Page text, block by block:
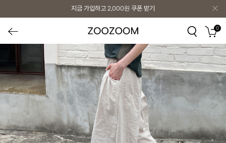
지금 가입하고 2,000원 쿠폰 받기
0